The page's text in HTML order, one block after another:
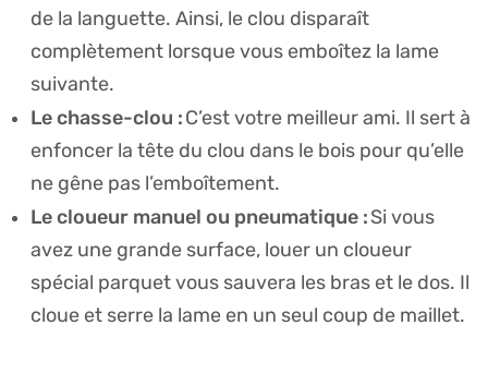
de la languette. Ainsi, le clou disparaît
complètement lorsque vous emboîtez la lame
suivante.
Le chasse-clou :C’est votre meilleur ami. Il sert à
enfoncer la tête du clou dans le bois pour qu’elle
ne gêne pas l’emboîtement.
Le cloueur manuel ou pneumatique :Si vous
avez une grande surface, louer un cloueur
spécial parquet vous sauvera les bras et le dos. Il
cloue et serre la lame en un seul coup de maillet.